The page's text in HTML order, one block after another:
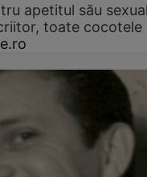
apetitul său
toate cocotele